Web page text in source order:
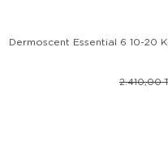
Dermoscent Essential 6 10-20
2.410,00